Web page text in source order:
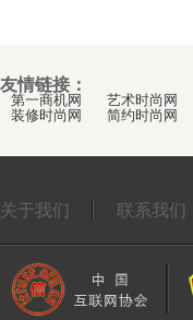
友情链接：
第一商机网 艺术时尚网
装修时尚网
简约时尚网
关于我们 联系我们